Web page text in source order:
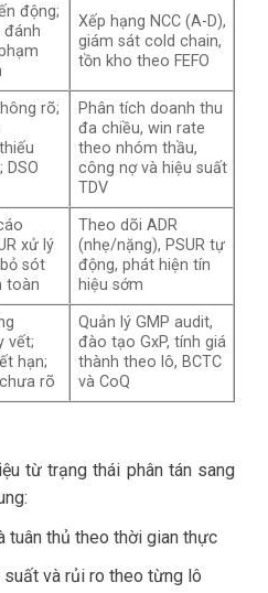
động;
đánh
Xếp hạng NCC (A-D),
giám sát cold chain,
tồn kho theo FEFO
rõ;
DSO
Phân tích doanh thu
đa chiều, win rate
theo nhóm thầu,
công nợ và hiệu suất
TDV
xử lý
sót
toàn
Theo dõi ADR
(nhẹ/nặng), PSUR tự
động, phát hiện tín
hiệu sớm
vết;
hạn;
rõ
Quản lý GMP audit,
đào tạo GxP, tính giá
thành theo lô, BCTC
và CoQ
từ trạng thái phân tán sang
tuân thủ theo thời gian thực
suất và rủi ro theo từng lô